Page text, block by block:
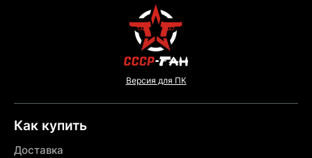
Версия для ПК
Как купить
Доставка